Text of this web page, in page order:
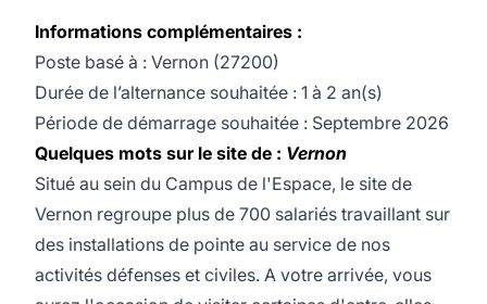
Informations complémentaires :
Poste basé à : Vernon (27200)
Durée de l’alternance souhaitée : 1 à 2 an(s)
Période de démarrage souhaitée : Septembre 2026
Quelques mots sur le site de : Vernon
Situé au sein du Campus de l'Espace, le site de
Vernon regroupe plus de 700 salariés travaillant sur
des installations de pointe au service de nos
activités défenses et civiles. A votre arrivée, vous